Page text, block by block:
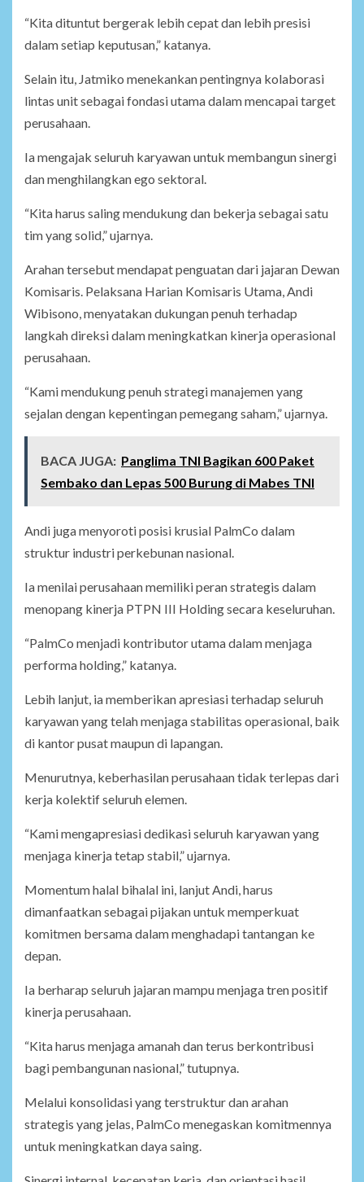
“Kita dituntut bergerak lebih cepat dan lebih presisi
dalam setiap keputusan,” katanya.
Selain itu, Jatmiko menekankan pentingnya kolaborasi
lintas unit sebagai fondasi utama dalam mencapai target
perusahaan.
Ia mengajak seluruh karyawan untuk membangun sinergi
dan menghilangkan ego sektoral.
“Kita harus saling mendukung dan bekerja sebagai satu
tim yang solid,” ujarnya.
Arahan tersebut mendapat penguatan dari jajaran Dewan
Komisaris. Pelaksana Harian Komisaris Utama, Andi
Wibisono, menyatakan dukungan penuh terhadap
langkah direksi dalam meningkatkan kinerja operasional
perusahaan.
“Kami mendukung penuh strategi manajemen yang
sejalan dengan kepentingan pemegang saham,” ujarnya.
BACA JUGA: Panglima TNI Bagikan 600 Paket
Sembako dan Lepas 500 Burung di Mabes TNI
Andi juga menyoroti posisi krusial PalmCo dalam
struktur industri perkebunan nasional.
Ia menilai perusahaan memiliki peran strategis dalam
menopang kinerja PTPN III Holding secara keseluruhan.
“PalmCo menjadi kontributor utama dalam menjaga
performa holding,” katanya.
Lebih lanjut, ia memberikan apresiasi terhadap seluruh
karyawan yang telah menjaga stabilitas operasional, baik
di kantor pusat maupun di lapangan.
Menurutnya, keberhasilan perusahaan tidak terlepas dari
kerja kolektif seluruh elemen.
“Kami mengapresiasi dedikasi seluruh karyawan yang
menjaga kinerja tetap stabil,” ujarnya.
Momentum halal bihalal ini, lanjut Andi, harus
dimanfaatkan sebagai pijakan untuk memperkuat
komitmen bersama dalam menghadapi tantangan ke
depan.
Ia berharap seluruh jajaran mampu menjaga tren positif
kinerja perusahaan.
“Kita harus menjaga amanah dan terus berkontribusi
bagi pembangunan nasional,” tutupnya.
Melalui konsolidasi yang terstruktur dan arahan
strategis yang jelas, PalmCo menegaskan komitmennya
untuk meningkatkan daya saing.